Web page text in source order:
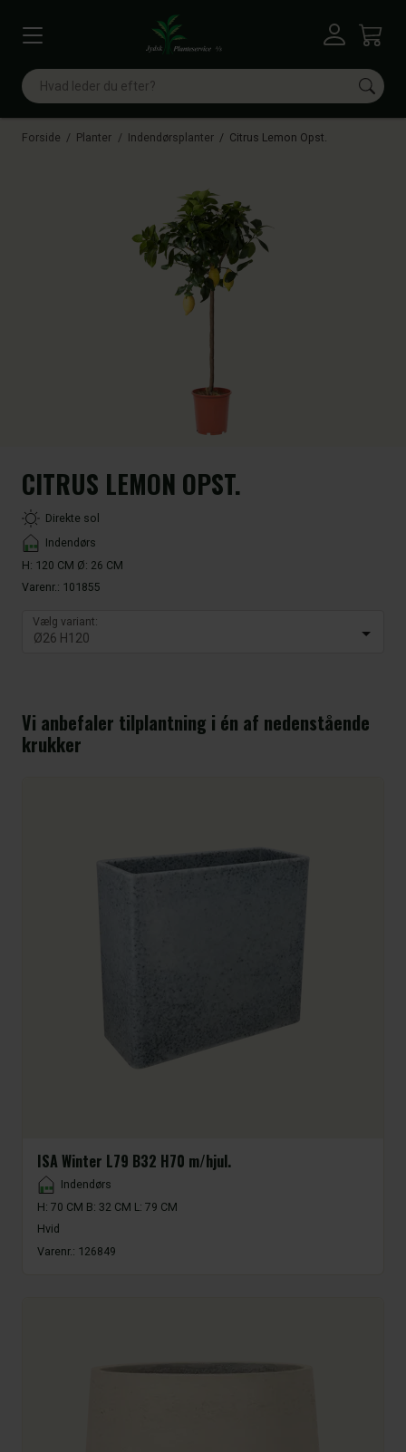
Vis menu
Søg
Log ind Kurv
Forside Planter Indendørsplanter Citrus Lemon Opst.
CITRUS LEMON OPST.
LightTypeDirekte sol
Placement
Indendørs
H: 120 CM Ø: 26 CM
Varenr.: 101855
Vælg variant:
Vi anbefaler tilplantning i én af nedenstående
krukker
ISA Winter L79 B32 H70 m/hjul.
Placement
Indendørs
H: 70 CM B: 32 CM L: 79 CM
Hvid
Varenr.: 126849